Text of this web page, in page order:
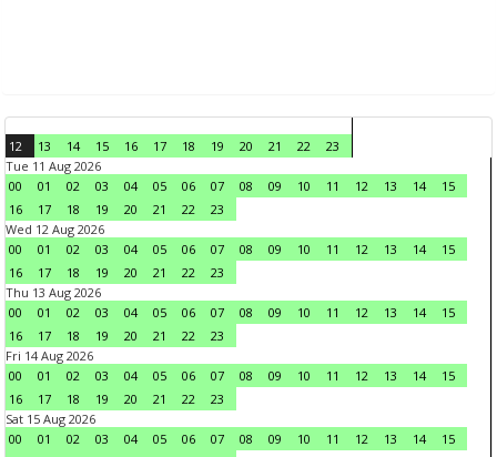
12 13 14 15 16 17 18 19 20 21 22
23
Tue 11 Aug 2026
00
01 02 03 04 05 06 07 08 09 10 11 12 13 14
15
16
17 18 19 20 21 22
23
Wed 12 Aug 2026
00
01 02 03 04 05 06 07 08 09 10 11 12 13 14
15
16
17 18 19 20 21 22
23
Thu 13 Aug 2026
00
01 02 03 04 05 06 07 08 09 10 11 12 13 14
15
16
17 18 19 20 21 22
23
Fri 14 Aug 2026
00
01 02 03 04 05 06 07 08 09 10 11 12 13 14
15
16
17 18 19 20 21 22
23
Sat 15 Aug 2026
00
01 02 03 04 05 06 07 08 09 10 11 12 13 14
15